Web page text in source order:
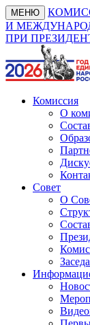
МЕНЮ
И
ПРИ
Комиссия
О
Совет
О